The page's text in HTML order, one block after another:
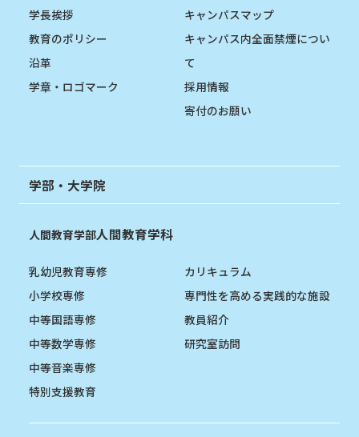
学長挨拶
教育のポリシー
沿革
学章・ロゴマーク
キャンパスマップ
キャンパス内全面禁煙につい
て
採用情報
寄付のお願い
学部・大学院
人間教育学部人間教育学科
乳幼児教育専修
小学校専修
中等国語専修
中等数学専修
中等音楽専修
特別支援教育
カリキュラム
専門性を高める実践的な施設
教員紹介
研究室訪問